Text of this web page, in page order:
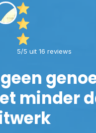
5/5 uit 16 reviews
minder